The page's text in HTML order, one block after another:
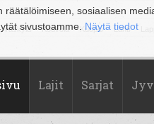
sosiaalisen
sivustoamme. Näytä tiedot
Kouvola Kuopio Lahti
Lajit Sarjat